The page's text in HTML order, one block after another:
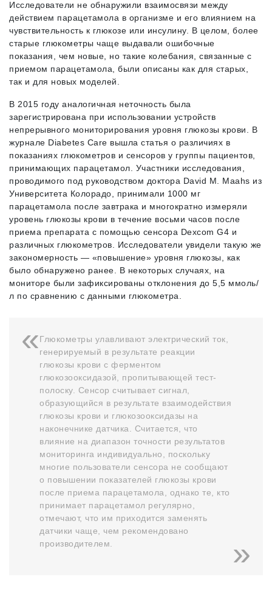
Исследователи не обнаружили взаимосвязи между
действием парацетамола в организме и его влиянием на
чувствительность к глюкозе или инсулину. В целом, более
старые глюкометры чаще выдавали ошибочные
показания, чем новые, но такие колебания, связанные с
приемом парацетамола, были описаны как для старых,
так и для новых моделей.
В 2015 году аналогичная неточность была
зарегистрирована при использовании устройств
непрерывного мониторирования уровня глюкозы крови. В
журнале Diabetes Care вышла статья о различиях в
показаниях глюкометров и сенсоров у группы пациентов,
принимающих парацетамол. Участники исследования,
проводимого под руководством доктора David М. Maahs из
Университета Колорадо, принимали 1000 мг
парацетамола после завтрака и многократно измеряли
уровень глюкозы крови в течение восьми часов после
приема препарата с помощью сенсора Dexcom G4 и
различных глюкометров. Исследователи увидели такую же
закономерность — «повышение» уровня глюкозы, как
было обнаружено ранее. В некоторых случаях, на
мониторе были зафиксированы отклонения до 5,5 ммоль/
л по сравнению с данными глюкометра.
Глюкометры улавливают электрический ток,
генерируемый в результате реакции
глюкозы крови с ферментом
глюкозооксидазой, пропитывающей тест-
полоску. Сенсор считывает сигнал,
образующийся в результате взаимодействия
глюкозы крови и глюкозооксидазы на
наконечнике датчика. Считается, что
влияние на диапазон точности результатов
мониторинга индивидуально, поскольку
многие пользователи сенсора не сообщают
о повышении показателей глюкозы крови
после приема парацетамола, однако те, кто
принимает парацетамол регулярно,
отмечают, что им приходится заменять
датчики чаще, чем рекомендовано
производителем.